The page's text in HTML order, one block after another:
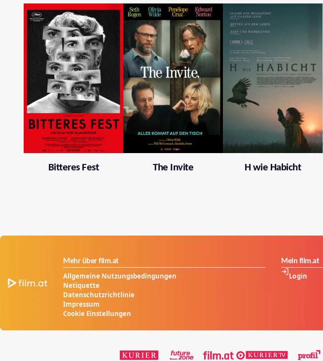
Bitteres Fest The Invite H wie Habicht
Mehr über film.at
Allgemeine Nutzungsbedingungen
Netiquette
Datenschutzrichtlinie
Impressum
Cookie Einstellungen
Mein film.at
Login